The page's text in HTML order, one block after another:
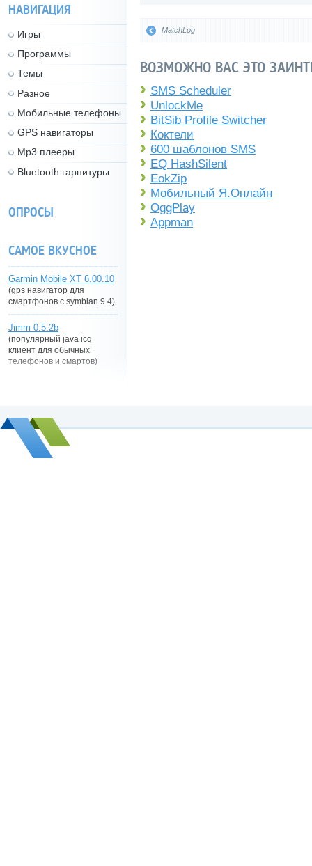
MatchLog
ВОЗМОЖНО ВАС ЭТО
SMS Scheduler
UnlockMe
BitSib Profile Switcher
Коктели
600 шаблонов SMS
EQ HashSilent
EokZip
Мобильный Я.Онлайн
OggPlay
Appman
НАВИГАЦИЯ
Игры
Программы
Темы
Разное
Мобильные телефоны
GPS навигаторы
Mp3 плееры
Bluetooth гарнитуры
ОПРОСЫ
САМОЕ ВКУСНОЕ
Garmin Mobile XT 6.00.10
(gps навигатор для
смартфонов с symbian 9.4)
Jimm 0.5.2b
(популярный java icq
клиент для обычных
телефонов и смартов)